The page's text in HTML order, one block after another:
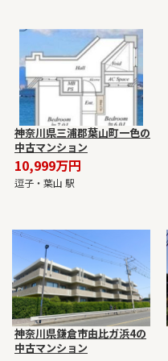
神奈川県三浦郡葉山町一色の
中古マンション
10,999万円
逗子・葉山 駅
神奈川県鎌倉市由比ガ浜4の
中古マンション